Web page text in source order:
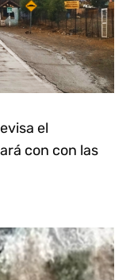
el
con con las